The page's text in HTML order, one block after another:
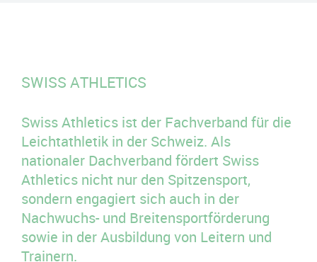
SWISS ATHLETICS
Swiss Athletics ist der Fachverband für die
Leichtathletik in der Schweiz. Als
nationaler Dachverband fördert Swiss
Athletics nicht nur den Spitzensport,
sondern engagiert sich auch in der
Nachwuchs- und Breitensportförderung
sowie in der Ausbildung von Leitern und
Trainern.